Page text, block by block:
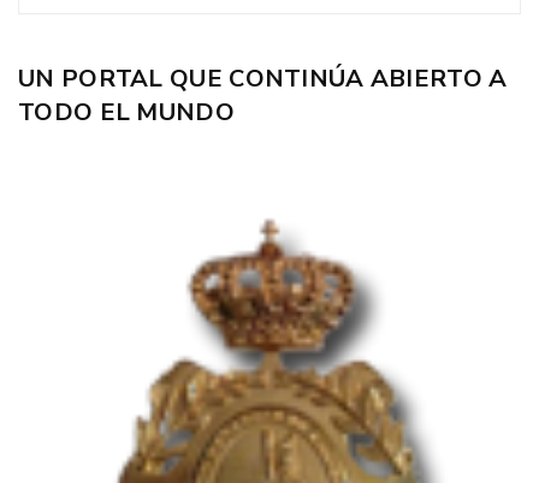
UN PORTAL QUE CONTINÚA ABIERTO A
TODO EL MUNDO